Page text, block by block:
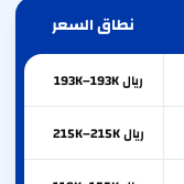
نطاق السعر
ريال 193K–193K
ريال 215K–215K